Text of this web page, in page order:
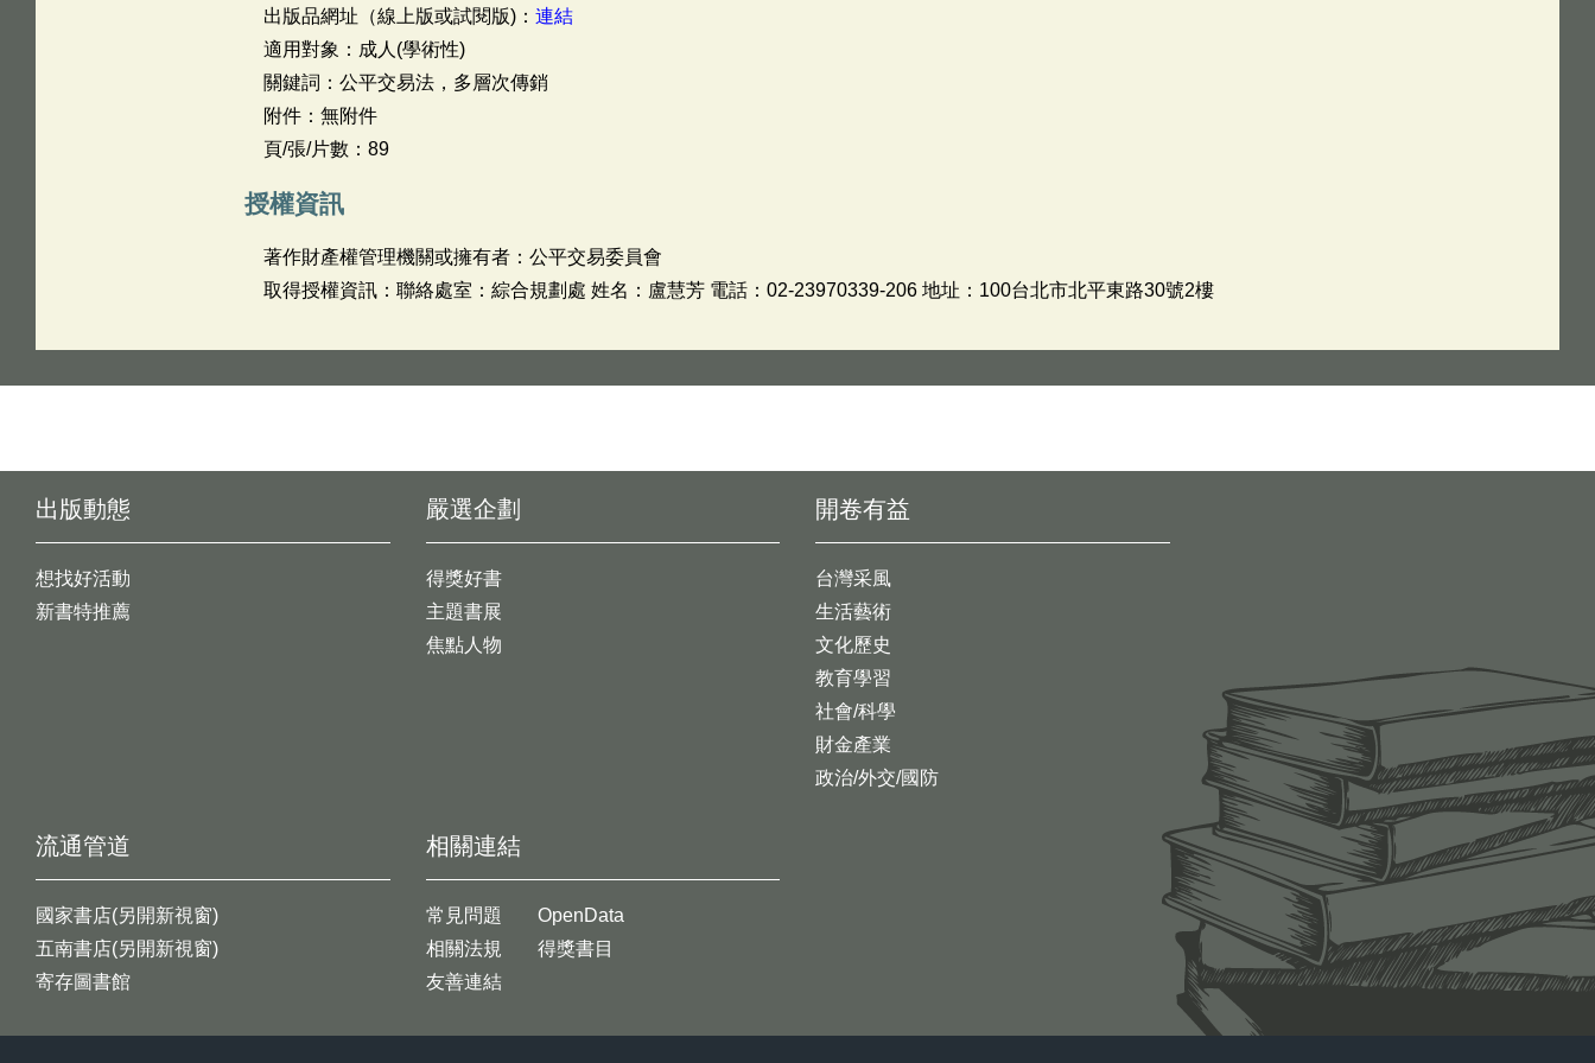
出版品網址（線上版或試閱版)： 連結
適用對象：成人(學術性)
關鍵詞：公平交易法，多層次傳銷
附件：無附件
頁/張/片數：89
授權資訊
著作財產權管理機關或擁有者：公平交易委員會
取得授權資訊：聯絡處室：綜合規劃處 姓名：盧慧芳 電話：02-23970339-206 地址：100台北市北平東路30號2樓
出版動態
想找好活動
新書特推薦
開卷有益
台灣采風
生活藝術
文化歷史
教育學習
社會/科學
財金產業
政治/外交/國防
嚴選企劃
得獎好書
主題書展
焦點人物
流通管道
國家書店(另開新視窗)
五南書店(另開新視窗)
寄存圖書館
相關連結
常見問題
相關法規
友善連結
OpenData
得獎書目